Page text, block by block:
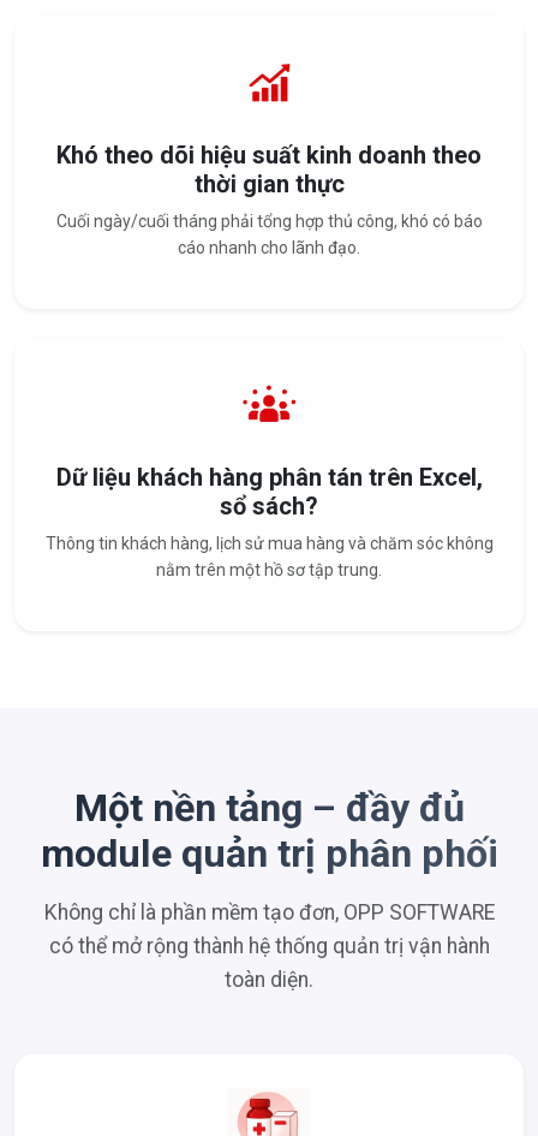
Khó theo dõi hiệu suất kinh doanh theo
thời gian thực
Cuối ngày/cuối tháng phải tổng hợp thủ công, khó có báo
cáo nhanh cho lãnh đạo.
Dữ liệu khách hàng phân tán trên Excel,
sổ sách?
Thông tin khách hàng, lịch sử mua hàng và chăm sóc không
nằm trên một hồ sơ tập trung.
Một nền tảng – đầy đủ
module quản trị phân phối
Không chỉ là phần mềm tạo đơn, OPP SOFTWARE
có thể mở rộng thành hệ thống quản trị vận hành
toàn diện.